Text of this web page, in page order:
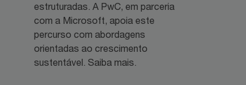
estruturadas. A PwC, em parceria
com a Microsoft, apoia este
percurso com abordagens
orientadas ao crescimento
sustentável. Saiba mais.